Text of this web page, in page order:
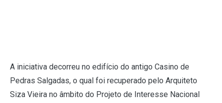
A iniciativa decorreu no edifício do antigo Casino de
Pedras Salgadas, o qual foi recuperado pelo Arquiteto
Siza Vieira no âmbito do Projeto de Interesse Nacional